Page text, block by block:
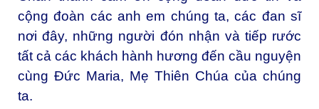
cộng đoàn các anh em chúng ta, các đan sĩ
nơi đây, những người đón nhận và tiếp rước
tất cả các khách hành hương đến cầu nguyện
cùng Đức Maria, Mẹ Thiên Chúa của chúng
ta.